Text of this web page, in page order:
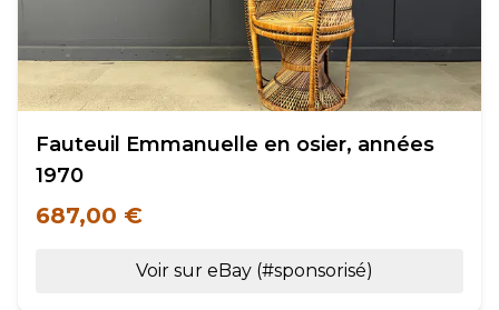
Fauteuil Emmanuelle en osier, années
1970
687,00 €
Voir sur eBay (#sponsorisé)